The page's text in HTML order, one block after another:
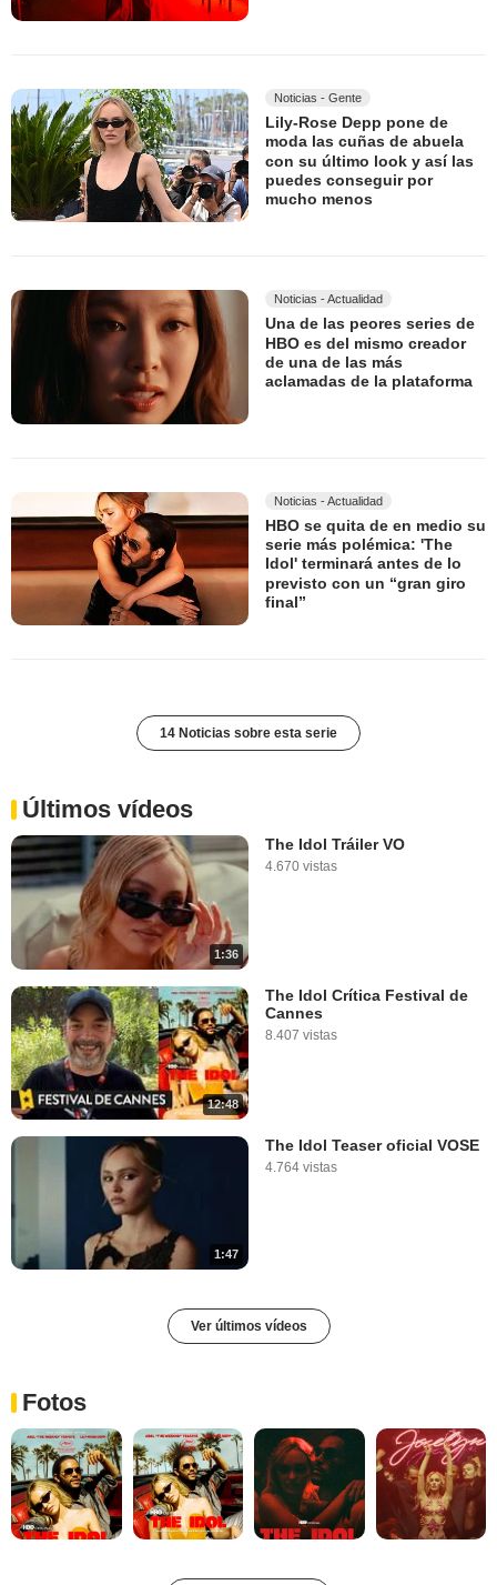
Noticias - Gente
Lily-Rose Depp pone de
moda las cuñas de abuela
con su último look y así las
puedes conseguir por
mucho menos
Noticias - Actualidad
Una de las peores series de
HBO es del mismo creador
de una de las más
aclamadas de la plataforma
Noticias - Actualidad
HBO se quita de en medio su
serie más polémica: 'The
Idol' terminará antes de lo
previsto con un “gran giro
final”
14 Noticias sobre esta serie
Últimos vídeos
1:36
The Idol Tráiler VO
4.670 vistas
12:48
The Idol Crítica Festival de
Cannes
8.407 vistas
1:47
The Idol Teaser oficial VOSE
4.764 vistas
Ver últimos vídeos
Fotos